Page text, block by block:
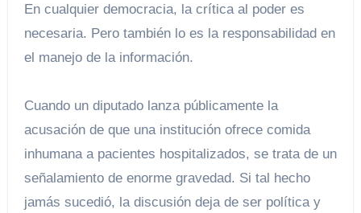
En cualquier democracia, la crítica al poder es
necesaria. Pero también lo es la responsabilidad en
el manejo de la información.
Cuando un diputado lanza públicamente la
acusación de que una institución ofrece comida
inhumana a pacientes hospitalizados, se trata de un
señalamiento de enorme gravedad. Si tal hecho
jamás sucedió, la discusión deja de ser política y